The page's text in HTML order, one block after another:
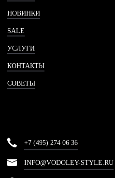
НОВИНКИ
SALE
УСЛУГИ
КОНТАКТЫ
СОВЕТЫ
+7 (495) 274 06 36
INFO@VODOLEY-STYLE.RU